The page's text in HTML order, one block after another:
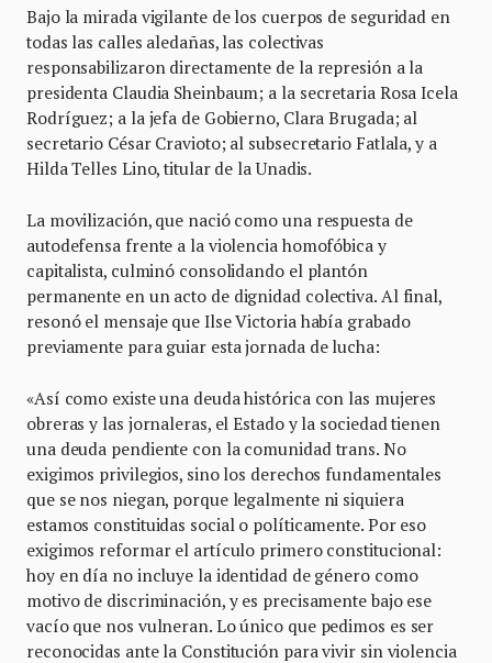
Bajo la mirada vigilante de los cuerpos de seguridad en
todas las calles aledañas, las colectivas
responsabilizaron directamente de la represión a la
presidenta Claudia Sheinbaum; a la secretaria Rosa Icela
Rodríguez; a la jefa de Gobierno, Clara Brugada; al
secretario César Cravioto; al subsecretario Fatlala, y a
Hilda Telles Lino, titular de la Unadis.
La movilización, que nació como una respuesta de
autodefensa frente a la violencia homofóbica y
capitalista, culminó consolidando el plantón
permanente en un acto de dignidad colectiva. Al final,
resonó el mensaje que Ilse Victoria había grabado
previamente para guiar esta jornada de lucha:
«Así como existe una deuda histórica con las mujeres
obreras y las jornaleras, el Estado y la sociedad tienen
una deuda pendiente con la comunidad trans. No
exigimos privilegios, sino los derechos fundamentales
que se nos niegan, porque legalmente ni siquiera
estamos constituidas social o políticamente. Por eso
exigimos reformar el artículo primero constitucional:
hoy en día no incluye la identidad de género como
motivo de discriminación, y es precisamente bajo ese
vacío que nos vulneran. Lo único que pedimos es ser
reconocidas ante la Constitución para vivir sin violencia